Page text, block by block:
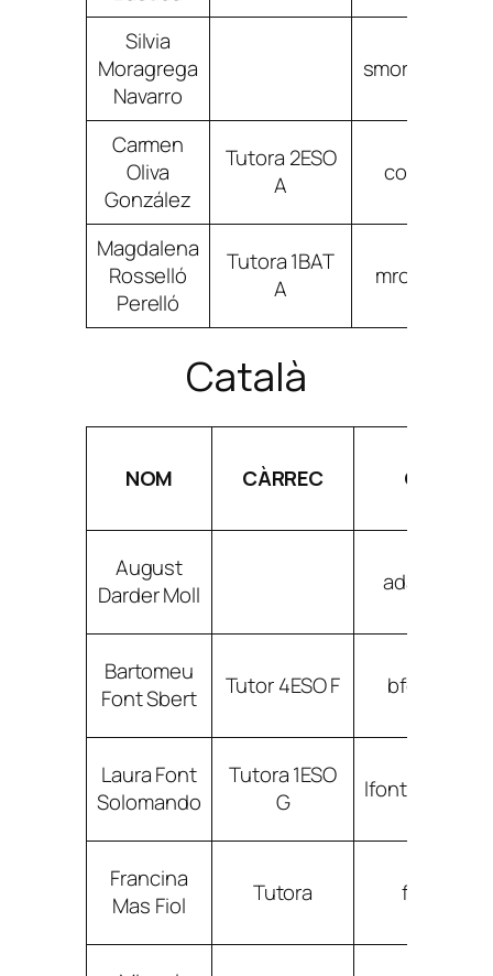
Silvia
Moragrega
Navarro
Carmen
Oliva
González
Tutora 2ESO
A
Magdalena
Rosselló
Perelló
Tutora 1BAT
A
Català
NOM CÀRREC
August
Darder Moll
Bartomeu
Font Sbert
Tutor 4ESO F
Laura Font
Solomando
Tutora 1ESO
G
Francina
Mas Fiol
Tutora